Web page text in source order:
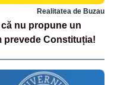
Realitatea de Buzau
nu propune un
prevede Constituția!